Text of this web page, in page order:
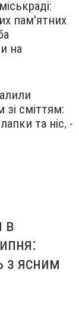
пам'ятних
на
сміттям:
та ніс, -
в
з ясним